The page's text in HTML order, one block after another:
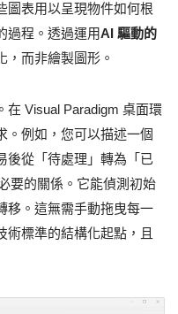
圖表用以呈現物件如何根
過程。透過運用AI 驅動的
，而非繪製圖形。
在 Visual Paradigm 桌面環
。例如，您可以描述一個
後從「待處理」轉為「已
要的關係。它能偵測初始
移。這無需手動拖曳每一
術標準的結構化起點，且